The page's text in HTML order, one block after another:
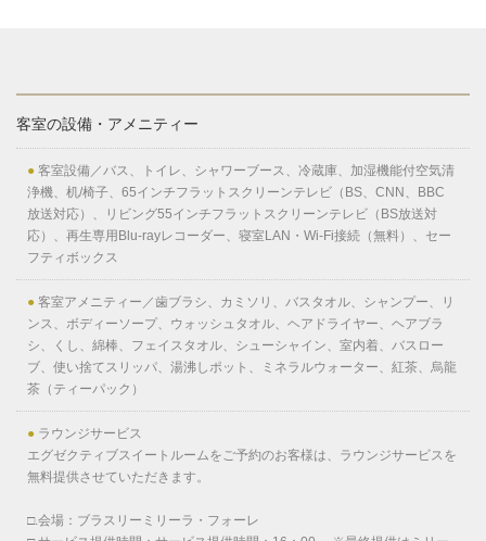
客室の設備・アメニティー
● 客室設備／バス、トイレ、シャワーブース、冷蔵庫、加湿機能付空気清
浄機、机/椅子、65インチフラットスクリーンテレビ（BS、CNN、BBC
放送対応）、リビング55インチフラットスクリーンテレビ（BS放送対
応）、再生専用Blu-rayレコーダー、寝室LAN・Wi-Fi接続（無料）、セー
フティボックス
● 客室アメニティー／歯ブラシ、カミソリ、バスタオル、シャンプー、リ
ンス、ボディーソープ、ウォッシュタオル、ヘアドライヤー、ヘアブラ
シ、くし、綿棒、フェイスタオル、シューシャイン、室内着、バスロー
ブ、使い捨てスリッパ、湯沸しポット、ミネラルウォーター、紅茶、烏龍
茶（ティーパック）
● ラウンジサービス
エグゼクティブスイートルームをご予約のお客様は、ラウンジサービスを
無料提供させていただきます。
□.会場：ブラスリーミリーラ・フォーレ